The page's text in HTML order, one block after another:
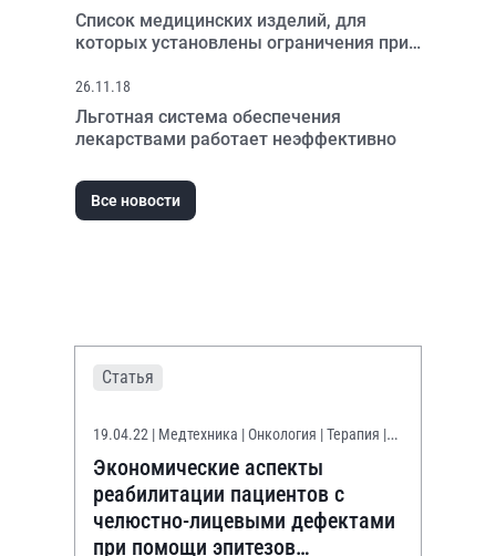
Список медицинских изделий, для
которых установлены ограничения при
26.11.18
Льготная система обеспечения
лекарствами работает неэффективно
Все новости
Статья
19.04.22 | Медтехника | Онкология | Терапия |
Эстетическая медицина
Экономические аспекты
реабилитации пациентов с
челюстно-лицевыми дефектами
при помощи эпитезов